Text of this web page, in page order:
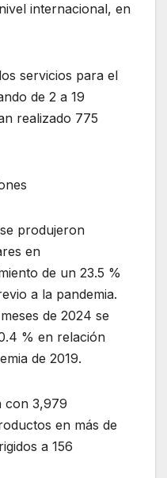
internacional, en
servicios para el
de 2 a 19
realizado 775
produjeron
en
de un 23.5 %
a la pandemia.
de 2024 se
% en relación
de 2019.
con 3,979
en más de
a 156